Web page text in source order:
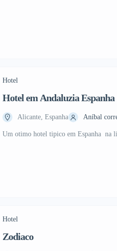
Hotel
Hotel em Andaluzia Espanha
Alicante, Espanha Aníbal
Um otimo hotel tipico em Espanha na
Hotel
Zodiaco